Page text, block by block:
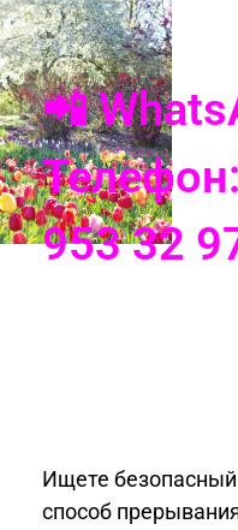
📲
953 32
Ищете
способ